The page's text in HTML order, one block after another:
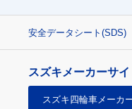
安全データシート(SDS)
スズキメーカーサイ
スズキ四輪車メーカ